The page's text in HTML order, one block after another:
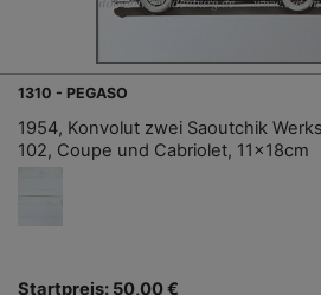
1310 - PEGASO
1954, Konvolut zwei Saoutchik
102, Coupe und Cabriolet, 11x18cm
Startpreis: 50,00 €